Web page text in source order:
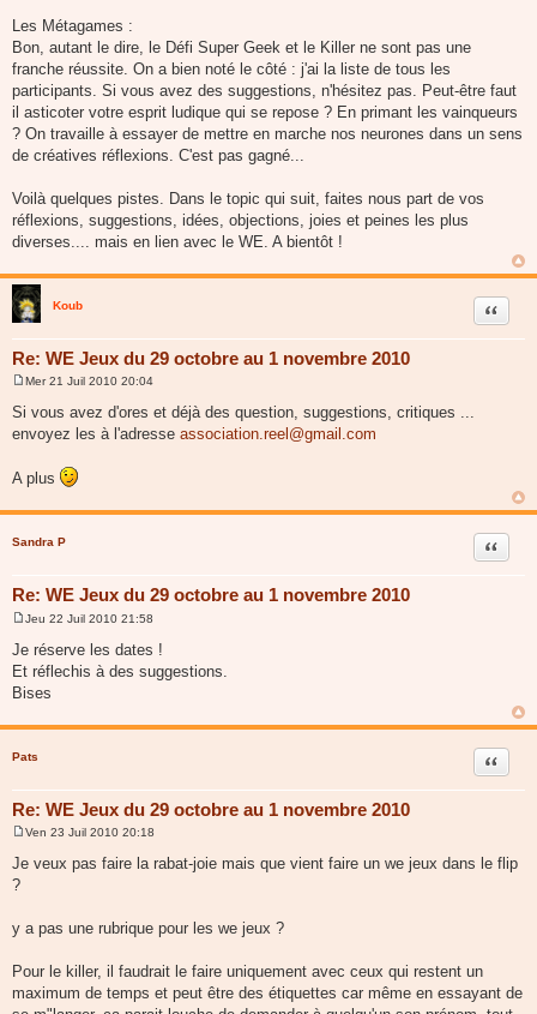
Les Métagames :
Bon, autant le dire, le Défi Super Geek et le Killer ne sont pas une
franche réussite. On a bien noté le côté : j'ai la liste de tous les
participants. Si vous avez des suggestions, n'hésitez pas. Peut-être faut
il asticoter votre esprit ludique qui se repose ? En primant les vainqueurs
? On travaille à essayer de mettre en marche nos neurones dans un sens
de créatives réflexions. C'est pas gagné...
Voilà quelques pistes. Dans le topic qui suit, faites nous part de vos
réflexions, suggestions, idées, objections, joies et peines les plus
diverses.... mais en lien avec le WE. A bientôt !
Koub
Re: WE Jeux du 29 octobre au 1 novembre 2010
Citer
s
e
Mer 21 Juil 2010 20:04
Si vous avez d'ores et déjà des question, suggestions, critiques ...
envoyez les à l'adresse association.reel@gmail.com
A plus
Sandra P
Re: WE Jeux du 29 octobre au 1 novembre 2010
Citer
s
s
g
Jeu 22 Juil 2010 21:58
Je réserve les dates !
Et réflechis à des suggestions.
Bises
Pats
Re: WE Jeux du 29 octobre au 1 novembre 2010
Citer
s
e
Ven 23 Juil 2010 20:18
Je veux pas faire la rabat-joie mais que vient faire un we jeux dans le flip
?
y a pas une rubrique pour les we jeux ?
Pour le killer, il faudrait le faire uniquement avec ceux qui restent un
maximum de temps et peut être des étiquettes car même en essayant de